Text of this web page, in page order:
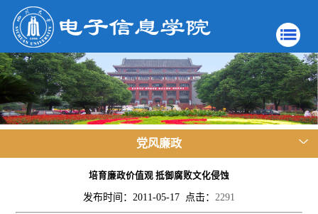
党风廉政
培育廉政价值观 抵御腐败文化侵蚀
发布时间：2011-05-17 点击： 2291